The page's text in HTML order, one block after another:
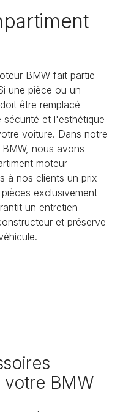
BMW fait partie
une pièce ou un
être remplacé
et l'esthétique
voiture. Dans notre
nous avons
moteur
à nos clients un prix
exclusivement
un entretien
et préserve
votre BMW